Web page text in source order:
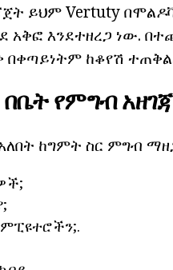
ይህም Vertuty
እንደተዘረጋ ነው.
በቀጣይነትም ከቆየሽ
በቤት የምግብ
ከግምት ስር ምግብ